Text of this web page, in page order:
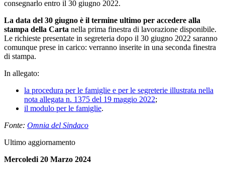
consegnarlo entro il 30 giugno 2022.
La data del 30 giugno è il termine ultimo per accedere alla
stampa della Carta nella prima finestra di lavorazione disponibile.
Le richieste presentate in segreteria dopo il 30 giugno 2022 saranno
comunque prese in carico: verranno inserite in una seconda finestra
di stampa.
In allegato:
la procedura per le famiglie e per le segreterie illustrata nella
nota allegata n. 1375 del 19 maggio 2022;
il modulo per le famiglie.
Fonte: Omnia del Sindaco
Ultimo aggiornamento
Mercoledi 20 Marzo 2024